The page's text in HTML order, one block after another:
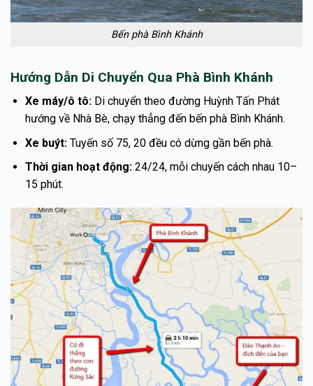
Bến phà Bình Khánh
Hướng Dẫn Di Chuyển Qua Phà Bình Khánh
Xe máy/ô tô:Di chuyển theo đường Huỳnh Tấn Phát
hướng về Nhà Bè, chạy thẳng đến bến phà Bình Khánh.
Xe buýt:Tuyến số 75, 20 đều có dừng gần bến phà.
Thời gian hoạt động:24/24, mỗi chuyến cách nhau 10–
15 phút.